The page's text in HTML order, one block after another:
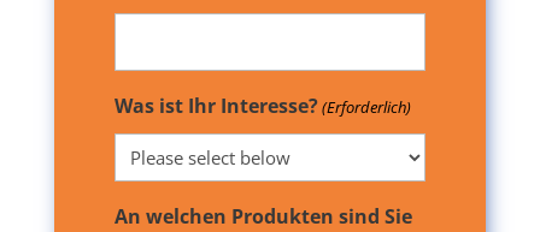
Was ist Ihr Interesse?(Erforderlich)
An welchen Produkten sind Sie